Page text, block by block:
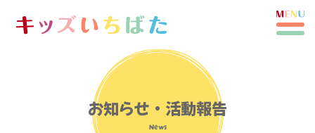
お知らせ・活動報告
News